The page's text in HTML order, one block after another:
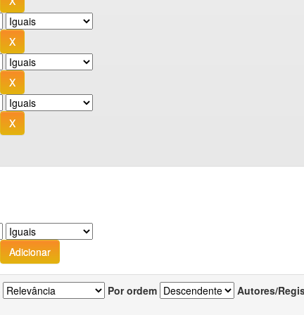
Por ordem Autores/